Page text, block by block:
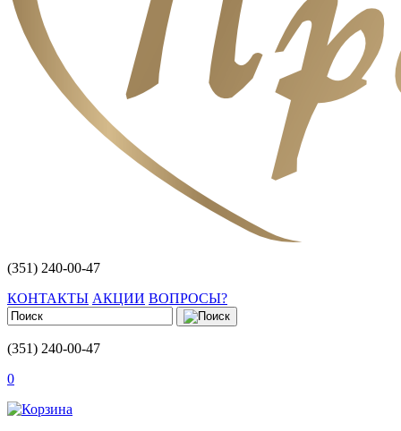
(351) 240-00-47
КОНТАКТЫ АКЦИИ ВОПРОСЫ?
(351) 240-00-47
0